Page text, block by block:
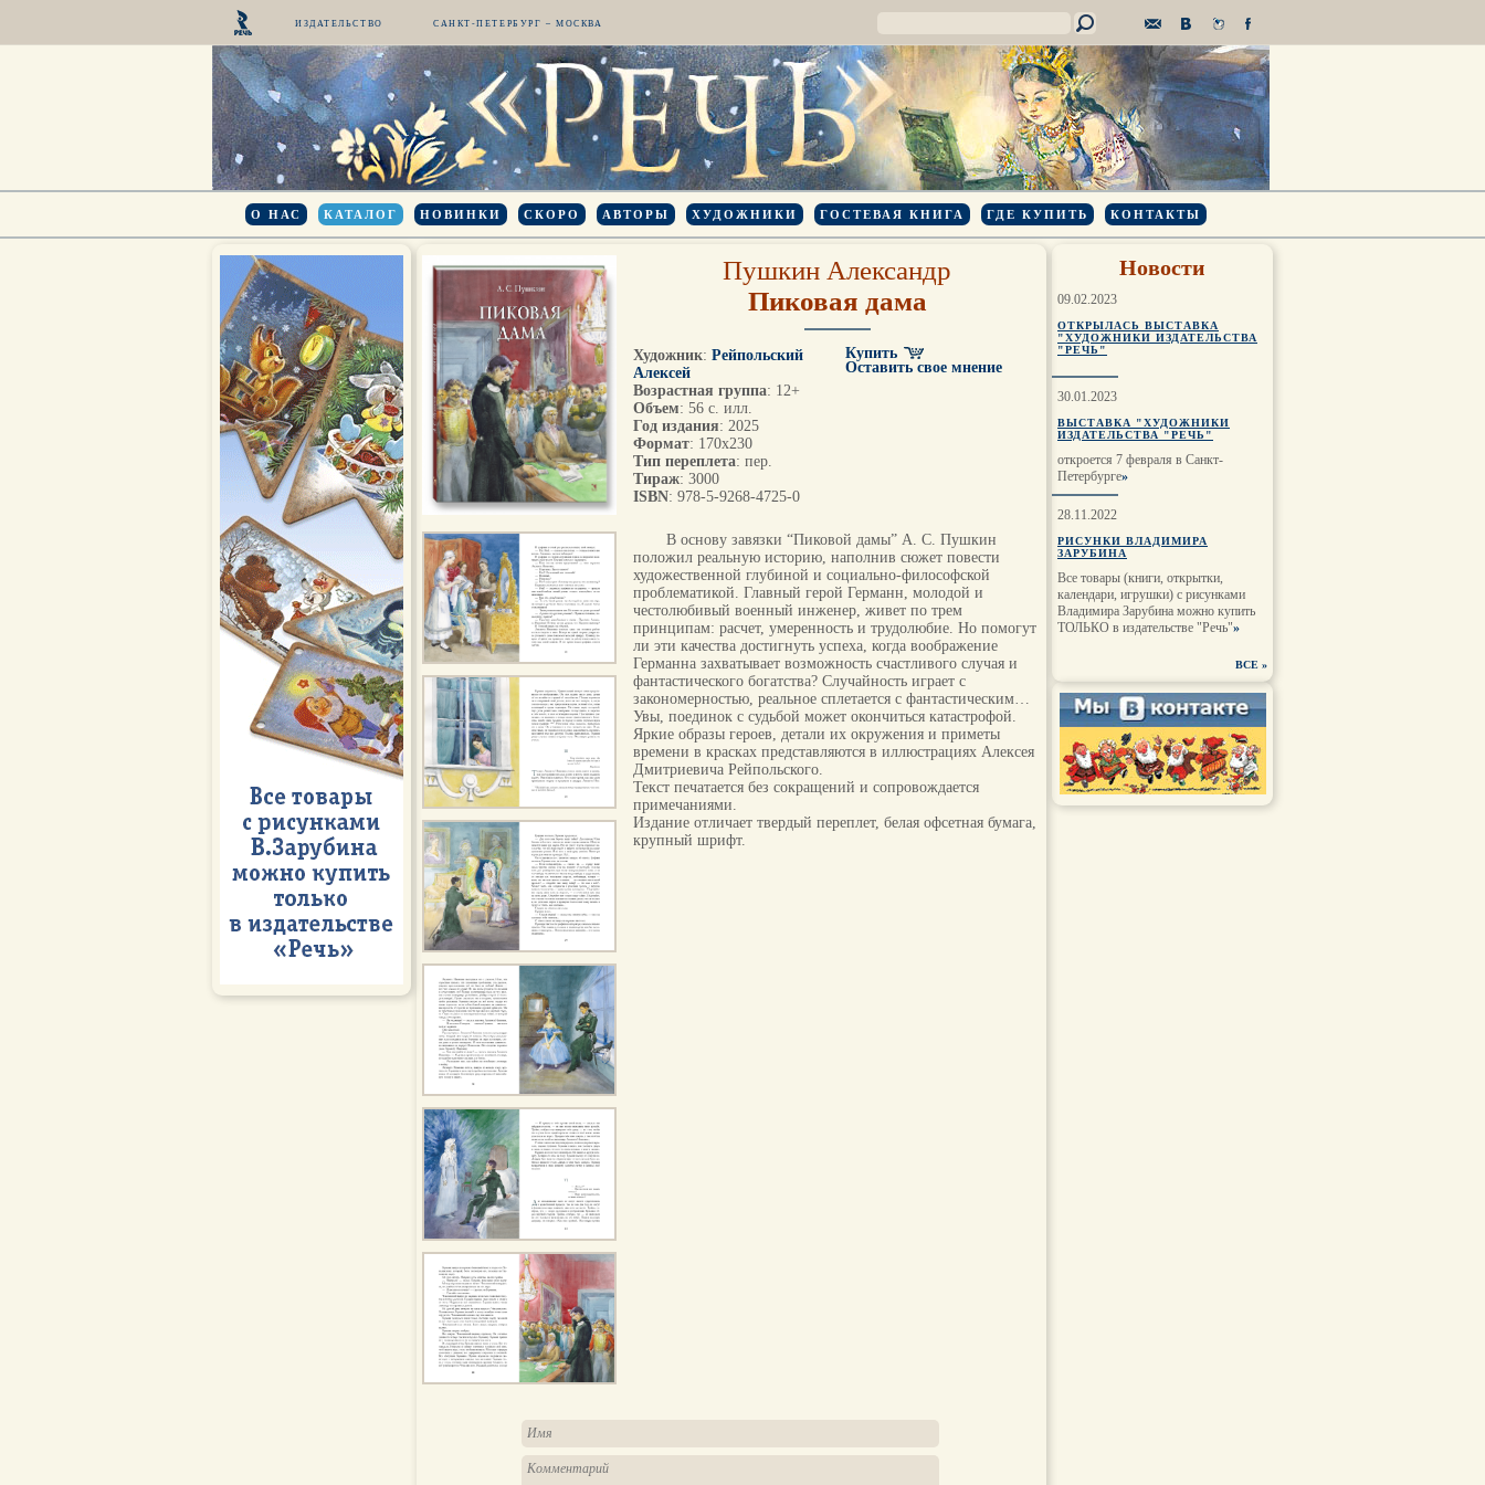
ИЗДАТЕЛЬСТВО САНКТ-ПЕТЕРБУРГ – МОСКВА
О НАС КАТАЛОГ НОВИНКИ СКОРО АВТОРЫ ХУДОЖНИКИ ГОСТЕВАЯ КНИГА ГДЕ КУПИТЬ КОНТАКТЫ
Пушкин Александр
Пиковая дама
Художник: Рейпольский
Алексей
Возрастная группа: 12+
Объем: 56 с. илл.
Год издания: 2025
Формат: 170х230
Тип переплета: пер.
Тираж: 3000
ISBN: 978-5-9268-4725-0
Купить
Оставить свое мнение
В основу завязки “Пиковой дамы” А. С. Пушкин
положил реальную историю, наполнив сюжет повести
художественной глубиной и социально-философской
проблематикой. Главный герой Германн, молодой и
честолюбивый военный инженер, живет по трем
принципам: расчет, умеренность и трудолюбие. Но помогут
ли эти качества достигнуть успеха, когда воображение
Германна захватывает возможность счастливого случая и
фантастического богатства? Случайность играет с
закономерностью, реальное сплетается с фантастическим…
Увы, поединок с судьбой может окончиться катастрофой.
Яркие образы героев, детали их окружения и приметы
времени в красках представляются в иллюстрациях Алексея
Дмитриевича Рейпольского.
Текст печатается без сокращений и сопровождается
примечаниями.
Издание отличает твердый переплет, белая офсетная бумага,
крупный шрифт.
Новости
09.02.2023
ОТКРЫЛАСЬ ВЫСТАВКА
"ХУДОЖНИКИ ИЗДАТЕЛЬСТВА
"РЕЧЬ"
30.01.2023
ВЫСТАВКА "ХУДОЖНИКИ
ИЗДАТЕЛЬСТВА "РЕЧЬ"
откроется 7 февраля в Санкт-
Петербурге»
28.11.2022
РИСУНКИ ВЛАДИМИРА
ЗАРУБИНА
Все товары (книги, открытки,
календари, игрушки) с рисунками
Владимира Зарубина можно купить
ТОЛЬКО в издательстве "Речь"»
ВСЕ »